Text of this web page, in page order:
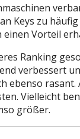
Keys zu
Vorteil
Ranking
verbessert
rasant.
Vielleicht
größer.